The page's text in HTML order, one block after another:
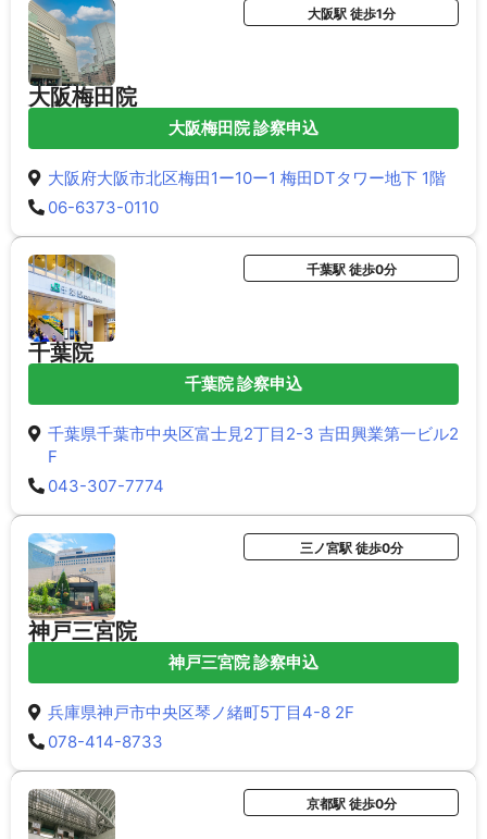
大阪梅田院
大阪駅 徒歩1分
大阪梅田院 診察申込
大阪府大阪市北区梅田1ー10ー1 梅田DTタワー地下 1階
06-6373-0110
千葉院
千葉駅 徒歩0分
千葉院 診察申込
千葉県千葉市中央区富士見2丁目2-3 吉田興業第一ビル2
F
043-307-7774
神戸三宮院
三ノ宮駅 徒歩0分
神戸三宮院 診察申込
兵庫県神戸市中央区琴ノ緒町5丁目4-8 2F
078-414-8733
京都駅 徒歩0分